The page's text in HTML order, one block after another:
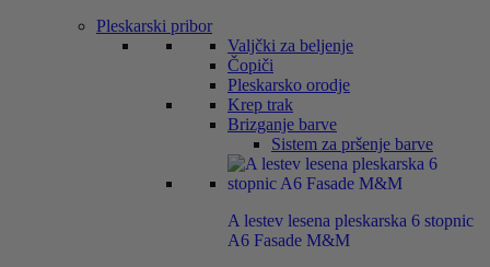
Pleskarski pribor
Valjčki za beljenje
Čopiči
Pleskarsko orodje
Krep trak
Brizganje barve
Sistem za pršenje barve
A lestev lesena pleskarska 6 stopnic
A6 Fasade M&M